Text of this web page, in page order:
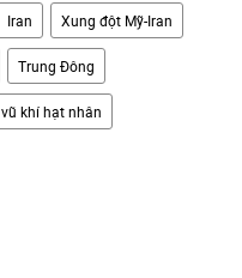
Iran Xung đột Mỹ-Iran
Trung Đông
vũ khí hạt nhân